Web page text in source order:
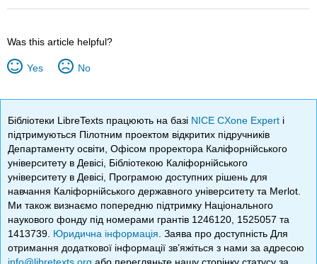
Was this article helpful?
Yes No
Бібліотеки LibreTexts працюють на базі NICE CXone Expert і
підтримуються Пілотним проектом відкритих підручників
Департаменту освіти, Офісом проректора Каліфорнійського
університету в Девісі, Бібліотекою Каліфорнійського
університету в Девісі, Програмою доступних рішень для
навчання Каліфорнійського державного університету та Merlot.
Ми також визнаємо попередню підтримку Національного
наукового фонду під номерами грантів 1246120, 1525057 та
1413739. Юридична інформація . Заява про доступність Для
отримання додаткової інформації зв’яжіться з нами за адресою
info@libretexts.org або перегляньте нашу сторінку статусу за